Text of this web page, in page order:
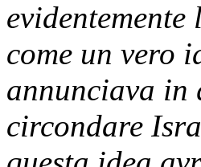
come un vero
annunciava in
circondare